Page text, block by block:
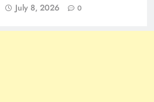
July 8, 2026 0